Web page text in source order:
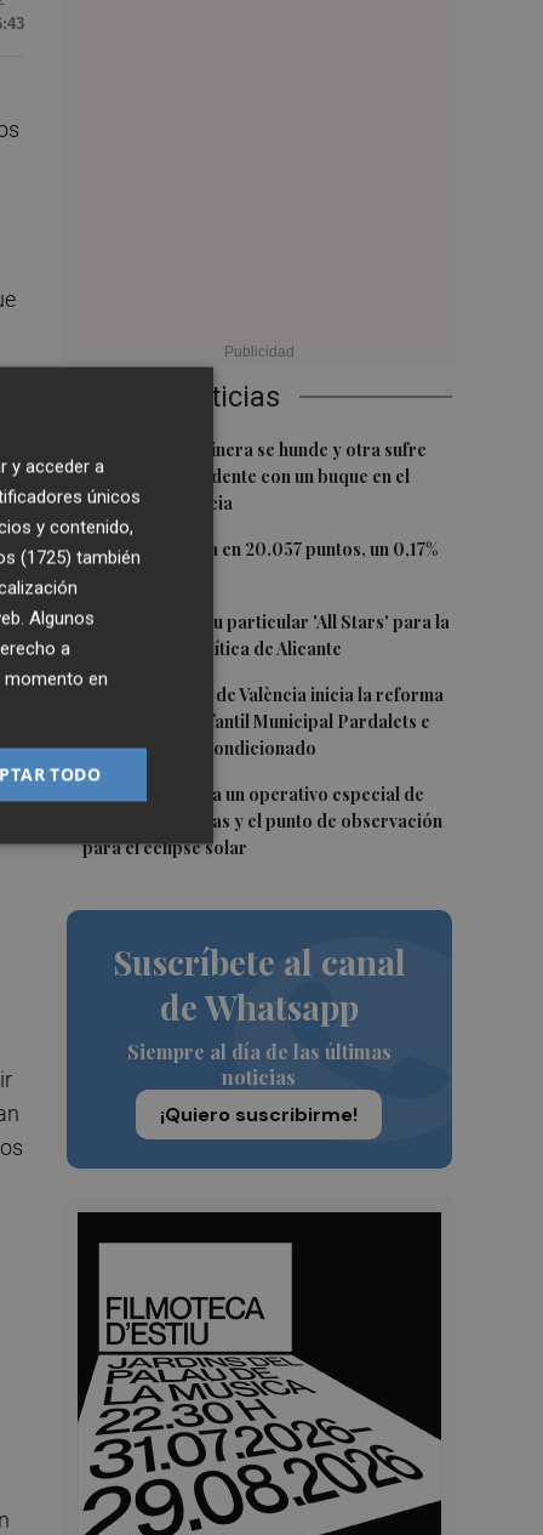
Últimas Noticias
1
Una batea clochinera se hunde y otra sufre
daños en un incidente con un buque en el
puerto de Valencia
2El Ibex 35 cierra en 20.057 puntos, un 0,17%
3El PSPV ultima su particular 'All Stars' para la
Conferencia Política de Alicante
4 El Ayuntamiento de València inicia la reforma
de la Escuela Infantil Municipal Pardalets e
instalará aire acondicionado
5 València prepara un operativo especial de
limpieza en playas y el punto de observación
para el eclipse solar
Suscríbete al canal
de Whatsapp
Siempre al día de las últimas
noticias
¡Quiero suscribirme!
y acceder a
únicos
y contenido,
(1725) también
Algunos
a
momento en
TODO